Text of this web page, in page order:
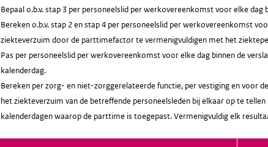
Bepaal o.b.v. stap 3 per personeelslid per werkovereenkomst voor elke
Bereken o.b.v. stap 2 en stap 4 per personeelslid per werkovereenkomst
ziekteverzuim door de parttimefactor te vermenigvuldigen met het
Pas per personeelslid per werkovereenkomst voor elke dag binnen de
kalenderdag.
Bereken per zorg- en niet-zorggerelateerde functie, per vestiging en voor
het ziekteverzuim van de betreffende personeelsleden bij elkaar op te
kalenderdagen waarop de parttime is toegepast. Vermenigvuldig elk